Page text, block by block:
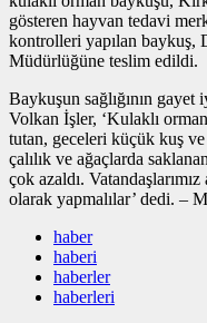
gösteren hayvan tedavi
kontrolleri yapılan
Müdürlüğüne teslim edildi.
Baykuşun sağlığının
Volkan İşler, ‘Kulaklı
tutan, geceleri küçük kuş
çalılık ve ağaçlarda
çok azaldı.
olarak yapmalılar’ dedi. –
haber
haberi
haberler
haberleri